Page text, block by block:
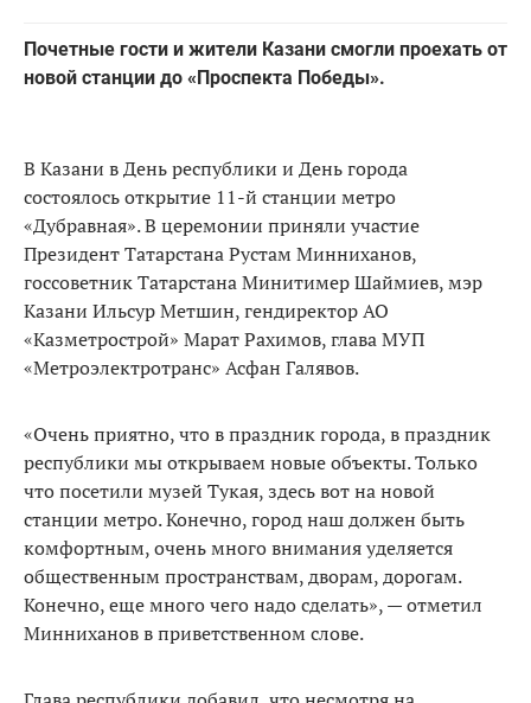
Почетные гости и жители Казани смогли проехать от
новой станции до «Проспекта Победы».
В Казани в День республики и День города
состоялось открытие 11-й станции метро
«Дубравная». В церемонии приняли участие
Президент Татарстана Рустам Минниханов,
госсоветник Татарстана Минитимер Шаймиев, мэр
Казани Ильсур Метшин, гендиректор АО
«Казметрострой» Марат Рахимов, глава МУП
«Метроэлектротранс» Асфан Галявов.
«Очень приятно, что в праздник города, в праздник
республики мы открываем новые объекты. Только
что посетили музей Тукая, здесь вот на новой
станции метро. Конечно, город наш должен быть
комфортным, очень много внимания уделяется
общественным пространствам, дворам, дорогам.
Конечно, еще много чего надо сделать», — отметил
Минниханов в приветственном слове.